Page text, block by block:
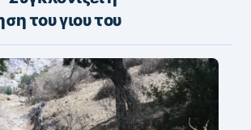
του γιου του